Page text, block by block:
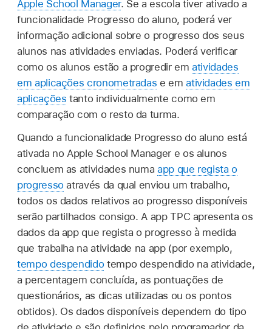
Apple School Manager. Se a escola tiver ativado a
funcionalidade Progresso do aluno, poderá ver
informação adicional sobre o progresso dos seus
alunos nas atividades enviadas. Poderá verificar
como os alunos estão a progredir ematividades
em aplicações cronometradas e ematividades em
aplicações tanto individualmente como em
comparação com o resto da turma.
Quando a funcionalidade Progresso do aluno está
ativada no Apple School Manager e os alunos
concluem as atividades numaapp que regista o
progressoatravés da qual enviou um trabalho,
todos os dados relativos ao progresso disponíveis
serão partilhados consigo. A app TPC apresenta os
dados da app que regista o progresso à medida
que trabalha na atividade na app (por exemplo,
tempo despendidotempo despendido na atividade,
a percentagem concluída, as pontuações de
questionários, as dicas utilizadas ou os pontos
obtidos). Os dados disponíveis dependem do tipo